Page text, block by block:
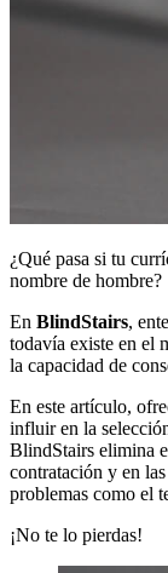
¿Qué pasa si tu
nombre de hombre?
En BlindStairs,
todavía existe en el
la capacidad de
En este artículo,
influir en la
BlindStairs elimina
contratación y en
problemas como el
¡No te lo pierdas!